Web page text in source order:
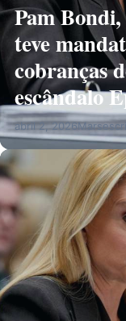
Pam
teve
cobranças
escândalo
abril 2, 2026